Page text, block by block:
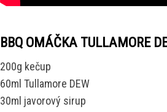
BBQ OMÁČKA TULLAMORE
200g kečup
60ml Tullamore DEW
30ml javorový sirup